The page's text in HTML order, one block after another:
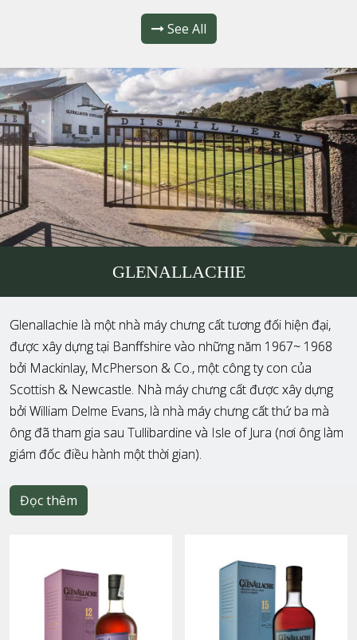
See All
GLENALLACHIE
Glenallachie là một nhà máy chưng cất tương đối hiện đại,
được xây dựng tại Banffshire vào những năm 1967~ 1968
bởi Mackinlay, McPherson & Co., một công ty con của
Scottish & Newcastle. Nhà máy chưng cất được xây dựng
bởi William Delme Evans, là nhà máy chưng cất thứ ba mà
ông đã tham gia sau Tullibardine và Isle of Jura (nơi ông làm
giám đốc điều hành một thời gian).
Đọc thêm